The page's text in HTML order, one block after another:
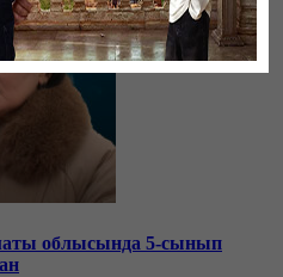
облысында 5-сынып